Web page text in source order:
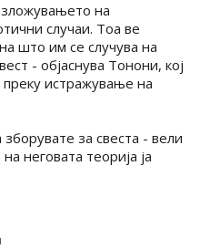
на
случаи. Тоа ве
што им се случува на
- објаснува Тонони, кој
преку истражување на
за свеста - вели
неговата теорија ја